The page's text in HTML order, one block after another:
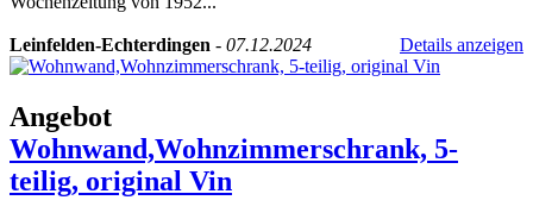
Leinfelden-Echterdingen - 07.12.2024 Details anzeigen
Angebot
Wohnwand,Wohnzimmerschrank, 5-
teilig, original Vin